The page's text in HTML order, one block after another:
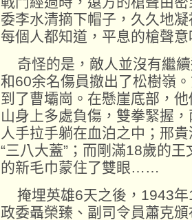
委李水清摘下帽子，久久地
每個人都知道，平息的槍聲
奇怪的是，敵人並沒有繼
和60余名傷員撤出了松樹嶺
到了曹壩崗。在懸崖底部，
山身上多處負傷，雙拳緊握
人手拉手躺在血泊之中；邢
“三八大蓋”；而剛滿18歲的
的新毛巾蒙住了雙眼……
掩埋英雄6天之後，1943年
政委聶榮臻、副司令員蕭克